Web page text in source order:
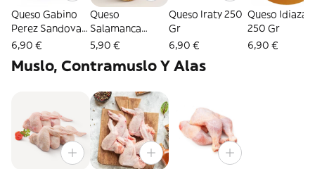
Queso Gabino
Perez Sandoval
250 Gr
6,90 €
Queso
Salamanca
Hinojosa 250 Gr
5,90 €
Queso Iraty 250
Gr
6,90 €
Queso
250 Gr
6,90 €
Muslo, Contramuslo Y Alas